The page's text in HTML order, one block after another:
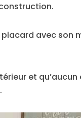
avec son
et qu’aucun